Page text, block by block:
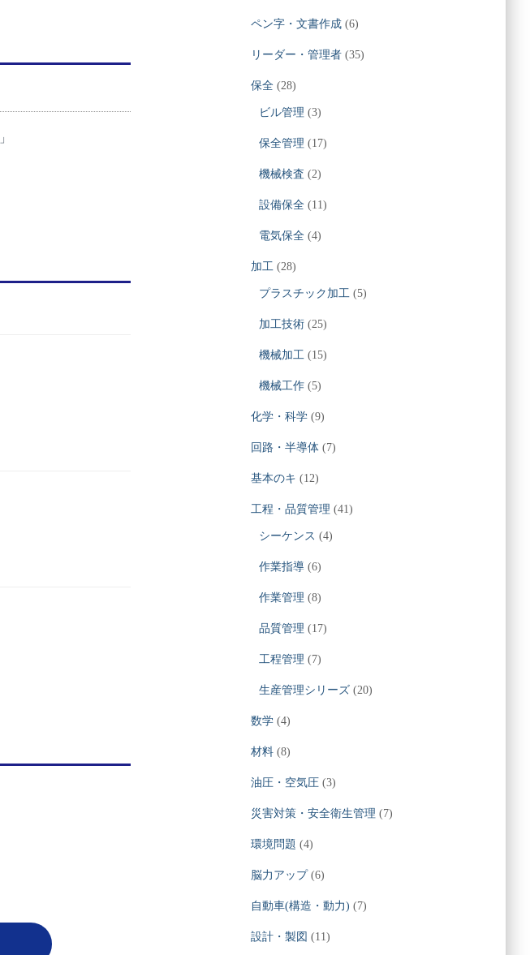
」
ペン字・文書作成(6)
リーダー・管理者(35)
保全(28)
ビル管理 (3)
保全管理 (17)
機械検査 (2)
設備保全(11)
電気保全(4)
加工(28)
プラスチック加工(5)
加工技術(25)
機械加工(15)
機械工作(5)
化学・科学(9)
回路・半導体(7)
基本のキ (12)
工程・品質管理 (41)
シーケンス (4)
作業指導(6)
作業管理 (8)
品質管理 (17)
工程管理 (7)
生産管理シリーズ(20)
数学(4)
材料(8)
油圧・空気圧 (3)
災害対策・安全衛生管理 (7)
環境問題 (4)
脳力アップ(6)
自動車(構造・動力) (7)
設計・製図 (11)